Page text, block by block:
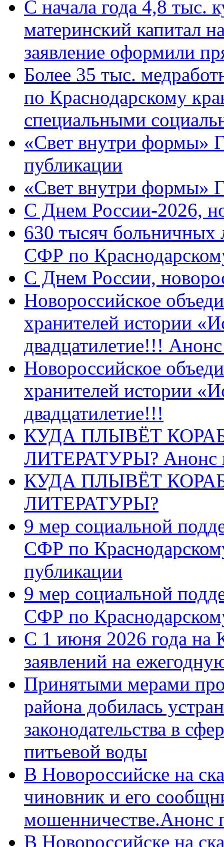
С начала года 4,8 тыс.
материнский капитал
заявление оформили
Более 35 тыс.
по Краснодарскому
специальными
«Свет внутри формы»
публикации
«Свет внутри формы»
C Днем России-2026,
630 тысяч больничных
СФР по
C Днем России,
Новороссийское
хранителей истории
двадцатилетие!!!
Новороссийское
хранителей истории
двадцатилетие!!!
КУДА ПЛЫВЁТ
ЛИТЕРАТУРЫ? Анонс
КУДА ПЛЫВЁТ
ЛИТЕРАТУРЫ?
9 мер социальной
СФР по
публикации
9 мер социальной
СФР по
С 1 июня 2026 года на
заявлений на
Принятыми мерами
района добилась
законодательства в
питьевой воды
В Новороссийске на
чиновник и его
мошенничестве.Анонс
В Новороссийске на